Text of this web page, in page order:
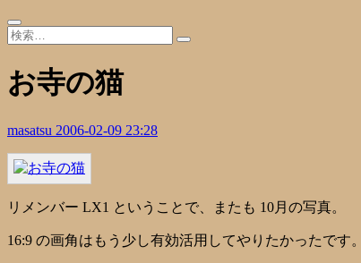
お寺の猫
masatsu 2006-02-09 23:28
リメンバー LX1 ということで、またも 10月の写真。
16:9 の画角はもう少し有効活用してやりたかったです。